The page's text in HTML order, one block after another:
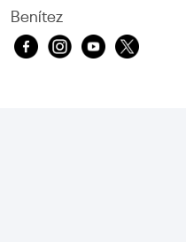
Benítez